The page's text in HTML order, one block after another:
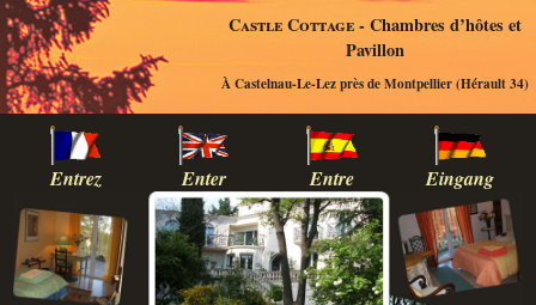
Castle Cottage- Chambres d’hôtes et
Pavillon
À Castelnau-Le-Lez près de Montpellier (Hérault 34)
Entrez Enter Entre Eingang